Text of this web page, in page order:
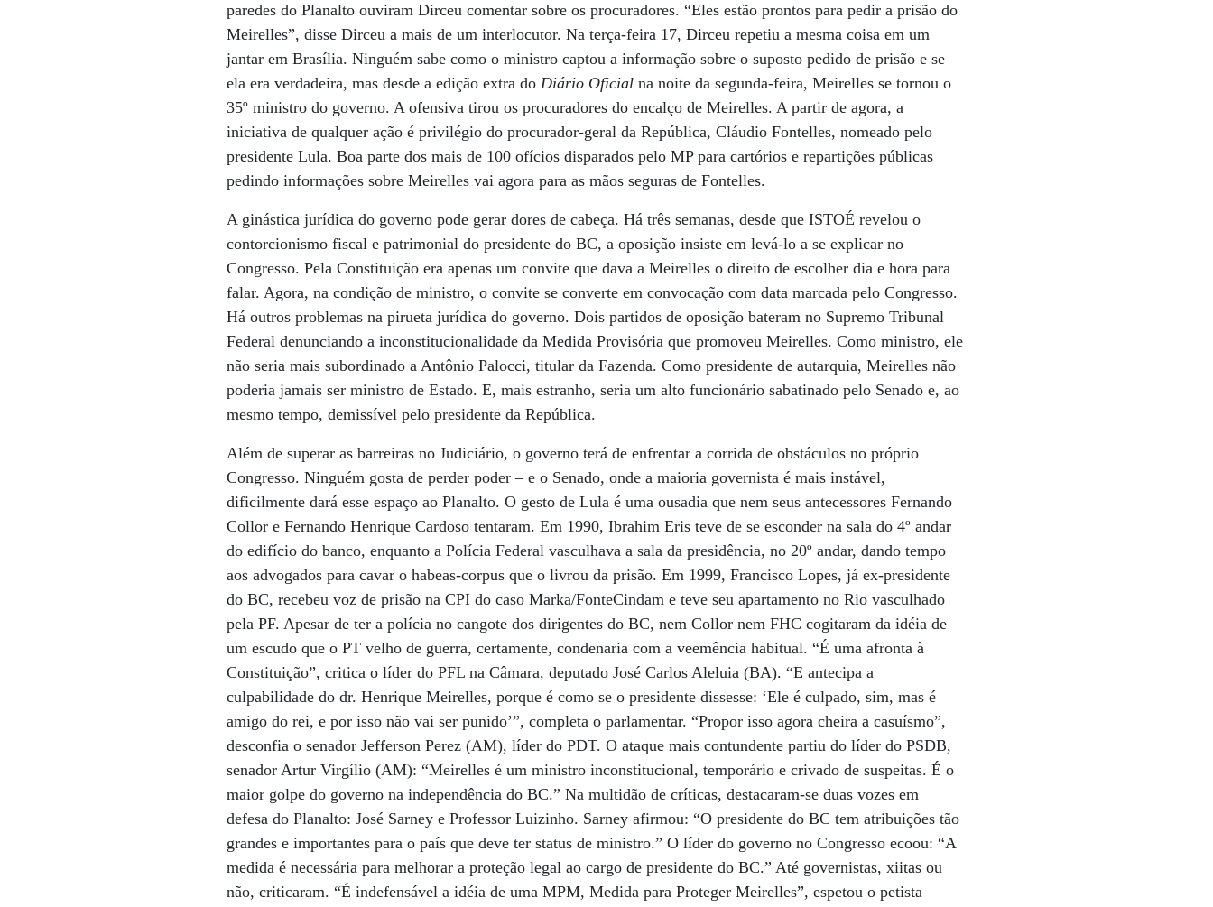
paredes do Planalto ouviram Dirceu comentar sobre os procuradores. “Eles estão prontos para pedir a prisão do
Meirelles”, disse Dirceu a mais de um interlocutor. Na terça-feira 17, Dirceu repetiu a mesma coisa em um
jantar em Brasília. Ninguém sabe como o ministro captou a informação sobre o suposto pedido de prisão e se
ela era verdadeira, mas desde a edição extra doDiário Oficialna noite da segunda-feira, Meirelles se tornou o
35º ministro do governo. A ofensiva tirou os procuradores do encalço de Meirelles. A partir de agora, a
iniciativa de qualquer ação é privilégio do procurador-geral da República, Cláudio Fontelles, nomeado pelo
presidente Lula. Boa parte dos mais de 100 ofícios disparados pelo MP para cartórios e repartições públicas
pedindo informações sobre Meirelles vai agora para as mãos seguras de Fontelles.
A ginástica jurídica do governo pode gerar dores de cabeça. Há três semanas, desde que ISTOÉ revelou o
contorcionismo fiscal e patrimonial do presidente do BC, a oposição insiste em levá-lo a se explicar no
Congresso. Pela Constituição era apenas um convite que dava a Meirelles o direito de escolher dia e hora para
falar. Agora, na condição de ministro, o convite se converte em convocação com data marcada pelo Congresso.
Há outros problemas na pirueta jurídica do governo. Dois partidos de oposição bateram no Supremo Tribunal
Federal denunciando a inconstitucionalidade da Medida Provisória que promoveu Meirelles. Como ministro, ele
não seria mais subordinado a Antônio Palocci, titular da Fazenda. Como presidente de autarquia, Meirelles não
poderia jamais ser ministro de Estado. E, mais estranho, seria um alto funcionário sabatinado pelo Senado e, ao
mesmo tempo, demissível pelo presidente da República.
Além de superar as barreiras no Judiciário, o governo terá de enfrentar a corrida de obstáculos no próprio
Congresso. Ninguém gosta de perder poder – e o Senado, onde a maioria governista é mais instável,
dificilmente dará esse espaço ao Planalto. O gesto de Lula é uma ousadia que nem seus antecessores Fernando
Collor e Fernando Henrique Cardoso tentaram. Em 1990, Ibrahim Eris teve de se esconder na sala do 4º andar
do edifício do banco, enquanto a Polícia Federal vasculhava a sala da presidência, no 20º andar, dando tempo
aos advogados para cavar o habeas-corpus que o livrou da prisão. Em 1999, Francisco Lopes, já ex-presidente
do BC, recebeu voz de prisão na CPI do caso Marka/FonteCindam e teve seu apartamento no Rio vasculhado
pela PF. Apesar de ter a polícia no cangote dos dirigentes do BC, nem Collor nem FHC cogitaram da idéia de
um escudo que o PT velho de guerra, certamente, condenaria com a veemência habitual. “É uma afronta à
Constituição”, critica o líder do PFL na Câmara, deputado José Carlos Aleluia (BA). “E antecipa a
culpabilidade do dr. Henrique Meirelles, porque é como se o presidente dissesse: ‘Ele é culpado, sim, mas é
amigo do rei, e por isso não vai ser punido’”, completa o parlamentar. “Propor isso agora cheira a casuísmo”,
desconfia o senador Jefferson Perez (AM), líder do PDT. O ataque mais contundente partiu do líder do PSDB,
senador Artur Virgílio (AM): “Meirelles é um ministro inconstitucional, temporário e crivado de suspeitas. É o
maior golpe do governo na independência do BC.” Na multidão de críticas, destacaram-se duas vozes em
defesa do Planalto: José Sarney e Professor Luizinho. Sarney afirmou: “O presidente do BC tem atribuições tão
grandes e importantes para o país que deve ter status de ministro.” O líder do governo no Congresso ecoou: “A
medida é necessária para melhorar a proteção legal ao cargo de presidente do BC.” Até governistas, xiitas ou
não, criticaram. “É indefensável a idéia de uma MPM, Medida para Proteger Meirelles”, espetou o petista